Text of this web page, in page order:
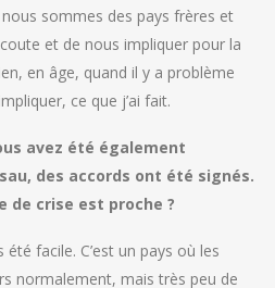
sommes des pays frères et
et de nous impliquer pour la
en âge, quand il y a problème
ce que j’ai fait.
avez été également
des accords ont été signés.
de crise est proche ?
été facile. C’est un pays où les
normalement, mais très peu de